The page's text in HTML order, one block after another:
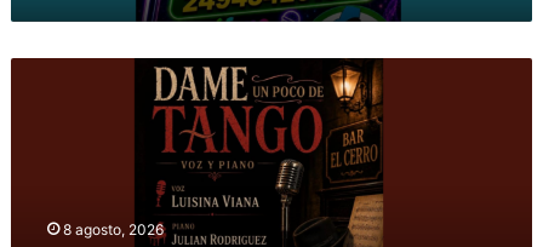
8 agosto, 2026